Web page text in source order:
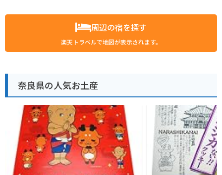
周辺の宿を探す
楽天トラベルで地図が表示されます。
奈良県の人気お土産